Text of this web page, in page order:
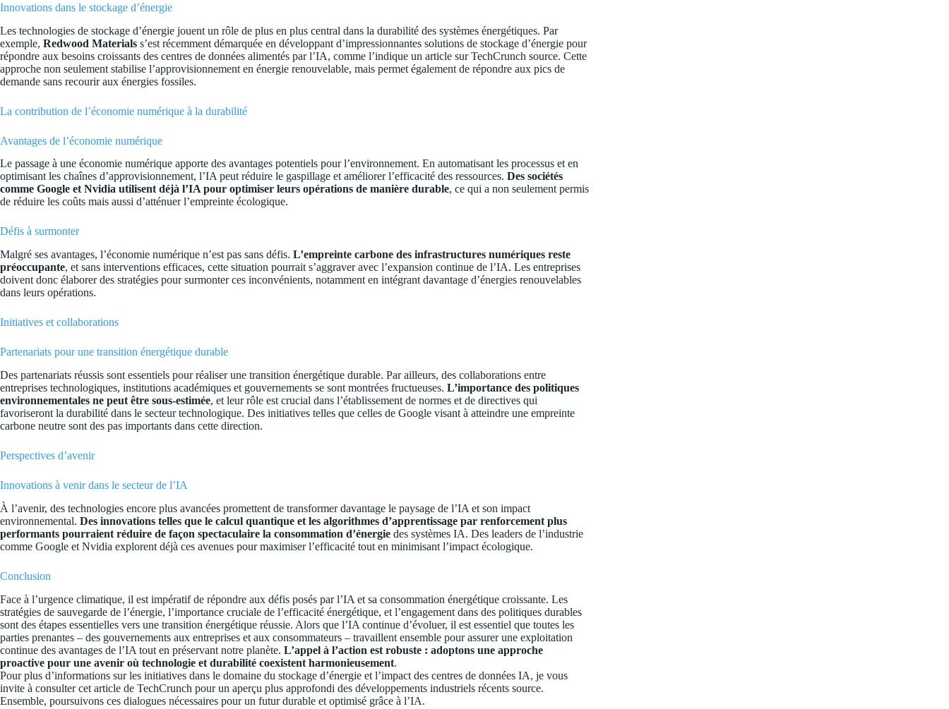
Innovations dans le stockage d’énergie
Les technologies de stockage d’énergie jouent un rôle de plus en plus central dans la durabilité des systèmes énergétiques. Par
exemple, Redwood Materials s’est récemment démarquée en développant d’impressionnantes solutions de stockage d’énergie pour
répondre aux besoins croissants des centres de données alimentés par l’IA, comme l’indique un article sur TechCrunch source. Cette
approche non seulement stabilise l’approvisionnement en énergie renouvelable, mais permet également de répondre aux pics de
demande sans recourir aux énergies fossiles.
La contribution de l’économie numérique à la durabilité
Avantages de l’économie numérique
Le passage à une économie numérique apporte des avantages potentiels pour l’environnement. En automatisant les processus et en
optimisant les chaînes d’approvisionnement, l’IA peut réduire le gaspillage et améliorer l’efficacité des ressources. Des sociétés
comme Google et Nvidia utilisent déjà l’IA pour optimiser leurs opérations de manière durable, ce qui a non seulement permis
de réduire les coûts mais aussi d’atténuer l’empreinte écologique.
Défis à surmonter
Malgré ses avantages, l’économie numérique n’est pas sans défis. L’empreinte carbone des infrastructures numériques reste
préoccupante, et sans interventions efficaces, cette situation pourrait s’aggraver avec l’expansion continue de l’IA. Les entreprises
doivent donc élaborer des stratégies pour surmonter ces inconvénients, notamment en intégrant davantage d’énergies renouvelables
dans leurs opérations.
Initiatives et collaborations
Partenariats pour une transition énergétique durable
Des partenariats réussis sont essentiels pour réaliser une transition énergétique durable. Par ailleurs, des collaborations entre
entreprises technologiques, institutions académiques et gouvernements se sont montrées fructueuses. L’importance des politiques
environnementales ne peut être sous-estimée, et leur rôle est crucial dans l’établissement de normes et de directives qui
favoriseront la durabilité dans le secteur technologique. Des initiatives telles que celles de Google visant à atteindre une empreinte
carbone neutre sont des pas importants dans cette direction.
Perspectives d’avenir
Innovations à venir dans le secteur de l’IA
À l’avenir, des technologies encore plus avancées promettent de transformer davantage le paysage de l’IA et son impact
environnemental. Des innovations telles que le calcul quantique et les algorithmes d’apprentissage par renforcement plus
performants pourraient réduire de façon spectaculaire la consommation d’énergie des systèmes IA. Des leaders de l’industrie
comme Google et Nvidia explorent déjà ces avenues pour maximiser l’efficacité tout en minimisant l’impact écologique.
Conclusion
Face à l’urgence climatique, il est impératif de répondre aux défis posés par l’IA et sa consommation énergétique croissante. Les
stratégies de sauvegarde de l’énergie, l’importance cruciale de l’efficacité énergétique, et l’engagement dans des politiques durables
sont des étapes essentielles vers une transition énergétique réussie. Alors que l’IA continue d’évoluer, il est essentiel que toutes les
parties prenantes – des gouvernements aux entreprises et aux consommateurs – travaillent ensemble pour assurer une exploitation
continue des avantages de l’IA tout en préservant notre planète. L’appel à l’action est robuste : adoptons une approche
proactive pour une avenir où technologie et durabilité coexistent harmonieusement.
Pour plus d’informations sur les initiatives dans le domaine du stockage d’énergie et l’impact des centres de données IA, je vous
invite à consulter cet article de TechCrunch pour un aperçu plus approfondi des développements industriels récents source.
Ensemble, poursuivons ces dialogues nécessaires pour un futur durable et optimisé grâce à l’IA.